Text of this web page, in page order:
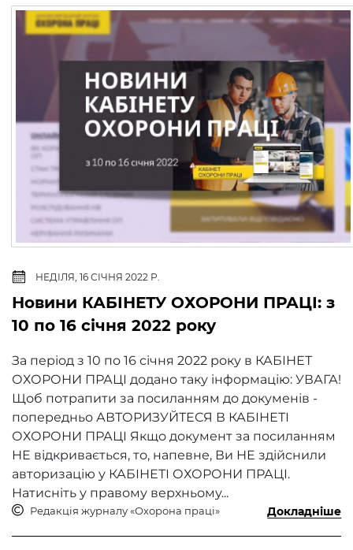
НЕДІЛЯ, 16 СІЧНЯ 2022 Р.
Новини КАБІНЕТУ ОХОРОНИ ПРАЦІ: з
10 по 16 січня 2022 року
За період з 10 по 16 січня 2022 року в КАБІНЕТ
ОХОРОНИ ПРАЦІ додано таку інформацію: УВАГА!
Щоб потрапити за посиланням до докуменів -
попередньо АВТОРИЗУЙТЕСЯ В КАБІНЕТІ
ОХОРОНИ ПРАЦІ Якщо документ за посиланням
НЕ відкривається, то, напевне, Ви НЕ здійснили
авторизацію у КАБІНЕТІ ОХОРОНИ ПРАЦІ.
Натисніть у правому верхньому...
Редакція журналу «Охорона праці» Докладніше